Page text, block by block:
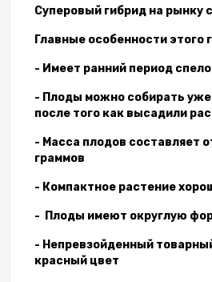
Суперовый гибрид на рынку
Главные особенности этого
- Имеет ранний период
- Плоды можно собирать
после того как высадили
- Масса плодов составляет
граммов
- Компактное растение
- Плоды имеют округлую
- Непревзойденный
красный цвет